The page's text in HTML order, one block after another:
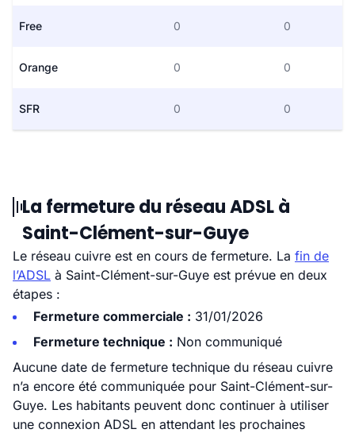
Free 0 0
Orange 0 0
SFR 0 0
La fermeture du réseau ADSL à
Saint-Clément-sur-Guye
Le réseau cuivre est en cours de fermeture. La fin de
l’ADSL à Saint-Clément-sur-Guye est prévue en deux
étapes :
Fermeture commerciale : 31/01/2026
Fermeture technique : Non communiqué
Aucune date de fermeture technique du réseau cuivre
n’a encore été communiquée pour Saint-Clément-sur-
Guye. Les habitants peuvent donc continuer à utiliser
une connexion ADSL en attendant les prochaines